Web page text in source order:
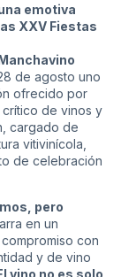
emotiva
XXV Fiestas
de agosto uno
ofrecido por
crítico de vinos y
cargado de
vitivinícola,
de celebración
pero
en un
con
y de vino
vino no es solo